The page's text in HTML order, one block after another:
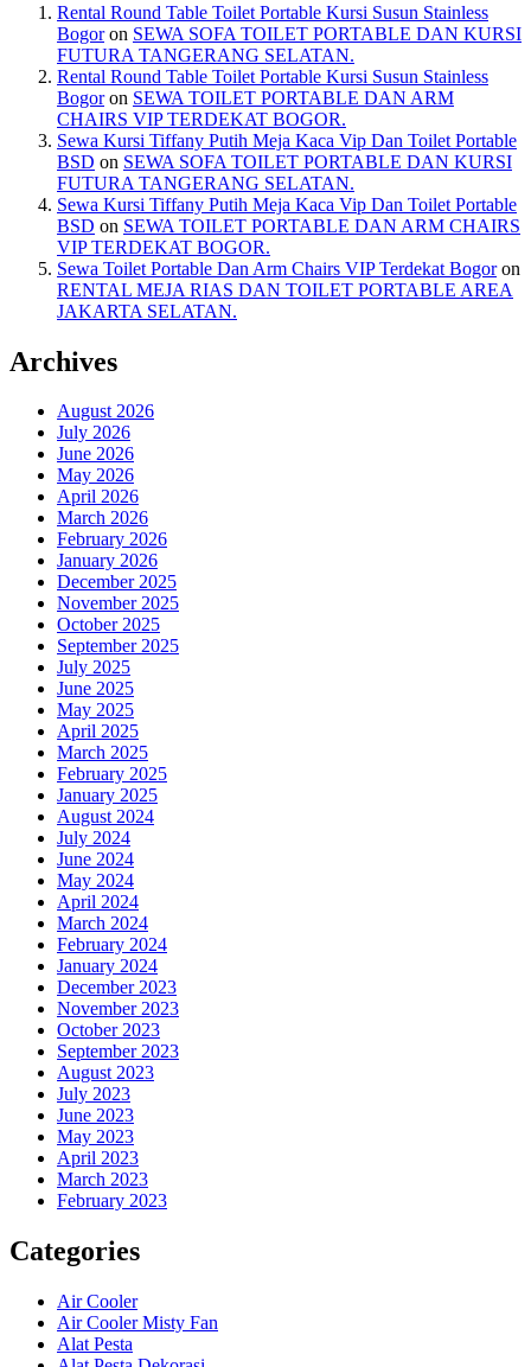
Rental Round Table Toilet Portable Kursi Susun Stainless
Bogoron SEWA SOFA TOILET PORTABLE DAN KURSI
FUTURA TANGERANG SELATAN.
Rental Round Table Toilet Portable Kursi Susun Stainless
Bogoron SEWA TOILET PORTABLE DAN ARM
CHAIRS VIP TERDEKAT BOGOR.
Sewa Kursi Tiffany Putih Meja Kaca Vip Dan Toilet Portable
BSD on SEWA SOFA TOILET PORTABLE DAN KURSI
FUTURA TANGERANG SELATAN.
Sewa Kursi Tiffany Putih Meja Kaca Vip Dan Toilet Portable
BSD on SEWA TOILET PORTABLE DAN ARM CHAIRS
VIP TERDEKAT BOGOR.
Sewa Toilet Portable Dan Arm Chairs VIP Terdekat Bogoron
RENTAL MEJA RIAS DAN TOILET PORTABLE AREA
JAKARTA SELATAN.
Archives
August 2026
July 2026
June 2026
May 2026
April 2026
March 2026
February 2026
January 2026
December 2025
November 2025
October 2025
September 2025
July 2025
June 2025
May 2025
April 2025
March 2025
February 2025
January 2025
August 2024
July 2024
June 2024
May 2024
April 2024
March 2024
February 2024
January 2024
December 2023
November 2023
October 2023
September 2023
August 2023
July 2023
June 2023
May 2023
April 2023
March 2023
February 2023
Categories
Air Cooler
Air Cooler Misty Fan
Alat Pesta